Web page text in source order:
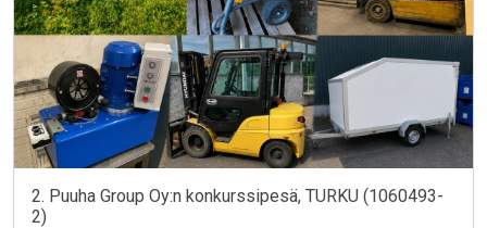
2. Puuha Group Oy:n konkurssipesä, TURKU (1060493-
2)